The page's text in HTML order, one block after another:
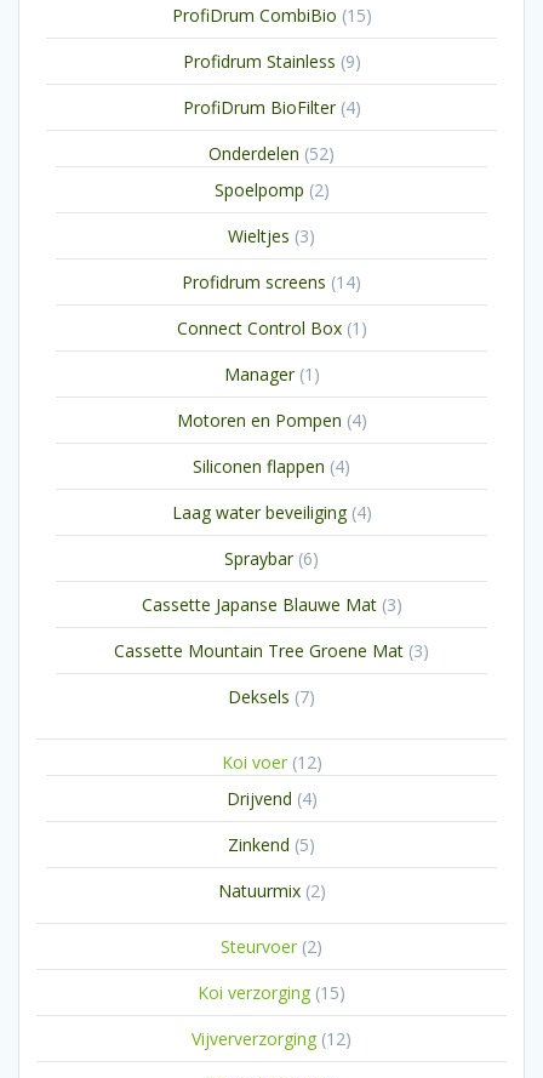
ProfiDrum CombiBio 1515
producten
Profidrum Stainless 99
producten
ProfiDrum BioFilter 44
producten
Onderdelen 5252
Spoelpomp 22
producten
Wieltjes 33
producten
Profidrum screens 1414
producten
Connect Control Box 1 1
product
Manager 1 1
product
Motoren en Pompen 44
producten
Siliconen flappen 44
producten
Laag water beveiliging 44
producten
Spraybar 66
producten
Cassette Japanse Blauwe Mat 33
producten
Cassette Mountain Tree Groene Mat 33
producten
Deksels 77
Koi voer 1212
Drijvend 44
producten
Zinkend 55
producten
Natuurmix 22
Steurvoer 22
producten
Koi verzorging 1515
producten
Vijververzorging 1212
producten